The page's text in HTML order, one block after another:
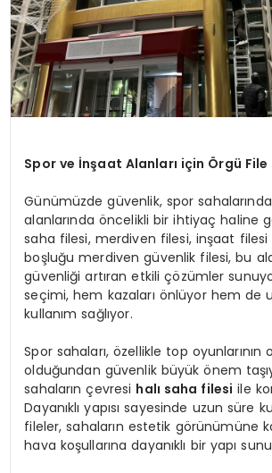
Spor ve İnşaat Alanları için Örgü File
Günümüzde güvenlik, spor
alanlarında öncelikli bir ihtiyaç haline
saha filesi, merdiven filesi, inşaat
boşluğu merdiven güvenlik filesi, bu
güvenliği artıran etkili çözümler
seçimi, hem kazaları önlüyor hem de
kullanım sağlıyor.
Spor sahaları, özellikle top oyunlarının
olduğundan güvenlik büyük önem
sahaların çevresi halı saha filesi ile
Dayanıklı yapısı sayesinde uzun süre
fileler, sahaların estetik görünümüne
hava koşullarına dayanıklı bir yapı